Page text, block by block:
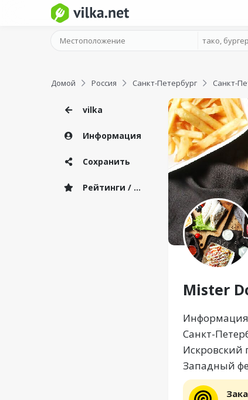
Домой Россия Санкт-Петербург Санкт-
vilka
Информация
Сохранить
Рейтинги / Отзывы
Mister
Информация
Санкт-
Искровский
Западный